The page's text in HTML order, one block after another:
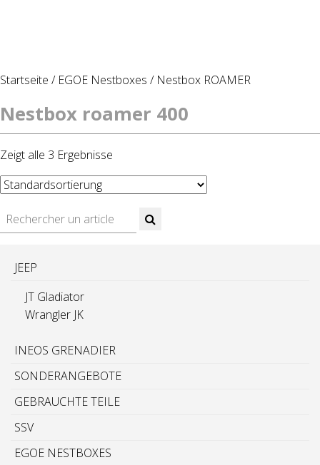
Startseite / EGOE Nestboxes / Nestbox ROAMER
Nestbox roamer 400
Zeigt alle 3 Ergebnisse
JEEP
JT Gladiator
Wrangler JK
INEOS GRENADIER
SONDERANGEBOTE
GEBRAUCHTE TEILE
SSV
EGOE NESTBOXES